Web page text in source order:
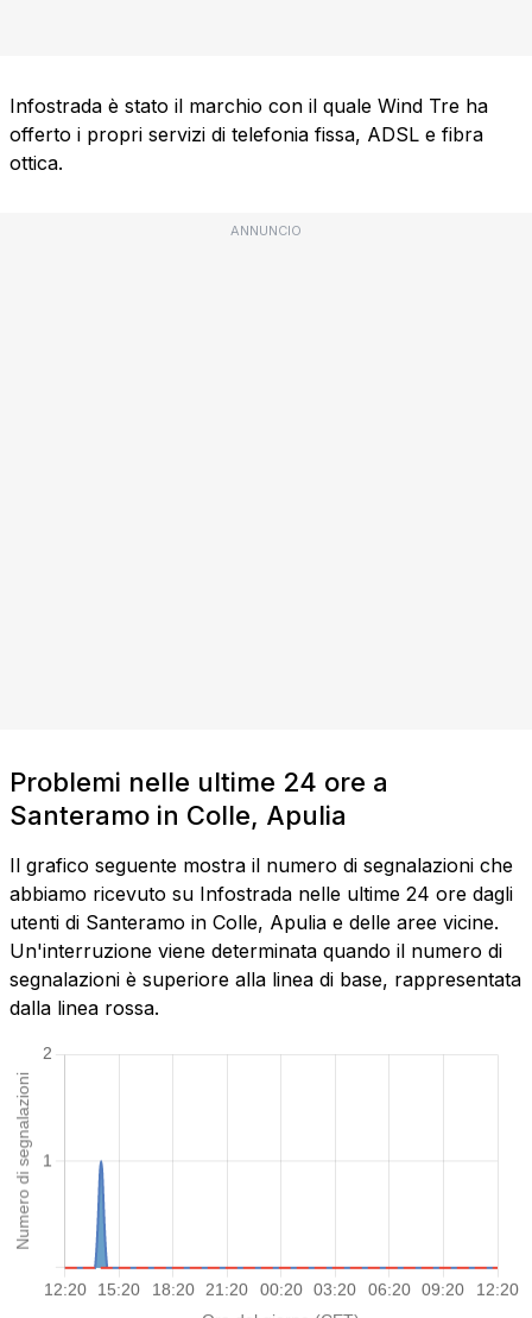
Infostrada è stato il marchio con il quale Wind Tre ha
offerto i propri servizi di telefonia fissa, ADSL e fibra
ottica.
ANNUNCIO
Problemi nelle ultime 24 ore a
Santeramo in Colle, Apulia
Il grafico seguente mostra il numero di segnalazioni che
abbiamo ricevuto su Infostrada nelle ultime 24 ore dagli
utenti di Santeramo in Colle, Apulia e delle aree vicine.
Un'interruzione viene determinata quando il numero di
segnalazioni è superiore alla linea di base, rappresentata
dalla linea rossa.